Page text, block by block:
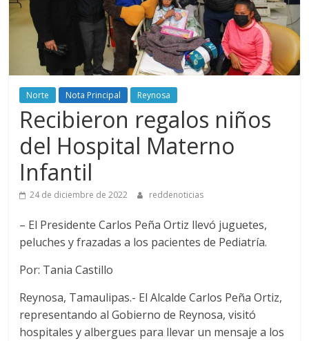
Norte Nota Principal Reynosa
Recibieron regalos niños
del Hospital Materno
Infantil
24 de diciembre de 2022 reddenoticias
– El Presidente Carlos Peña Ortiz llevó juguetes,
peluches y frazadas a los pacientes de Pediatría.
Por: Tania Castillo
Reynosa, Tamaulipas.- El Alcalde Carlos Peña Ortiz,
representando al Gobierno de Reynosa, visitó
hospitales y albergues para llevar un mensaje a los